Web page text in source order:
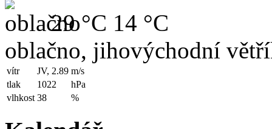
29 °C 14 °C
oblačno, jihovýchodní
vítr JV, 2.89 m/s
tlak
1022
hPa
vlhkost 38 %